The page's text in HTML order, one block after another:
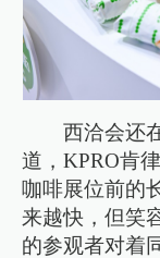
西洽会还
道，KPRO肯
咖啡展位前的
来越快，但笑
的参观者对着